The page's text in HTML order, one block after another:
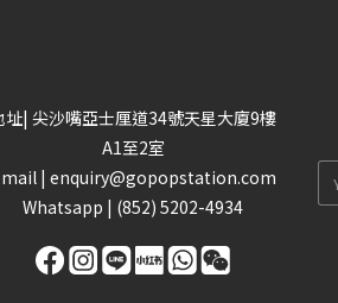
址| 尖沙嘴亞士厘道34號天星大廈9樓
A1至2室
| enquiry@gopopstation.com
Whatsapp | (852) 5202-4934